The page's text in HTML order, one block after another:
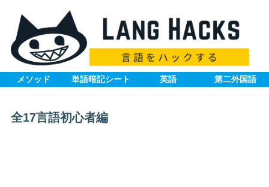
メソッド 単語暗記シート 英語 第二外国語
全17言語初心者編